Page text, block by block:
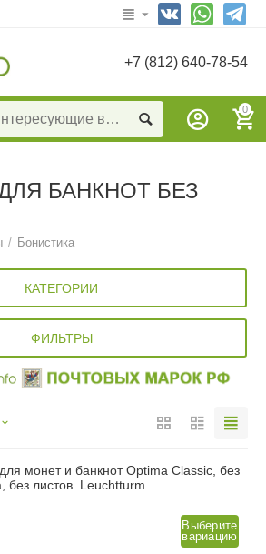
+7 (812) 640-78-54
0
БАНКНОТ БЕЗ
/ Бонистика
КАТЕГОРИИ
ФИЛЬТРЫ
монет и банкнот Optima Classic, без
без листов. Leuchtturm
Выберите
вариацию